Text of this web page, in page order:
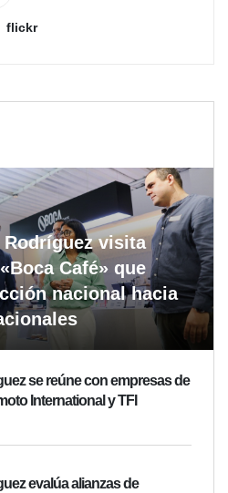
flickr
visita
Café» que
nacional hacia
se reúne con empresas de
International y TFI
evalúa alianzas de